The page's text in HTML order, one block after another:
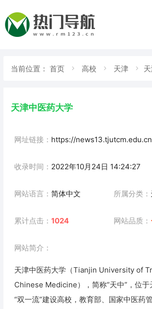
当前位置： 首页 高校 天津
天津中医药大学
网址链接： https://news13.tjutcm.edu.cn
收录时间： 2022年10月24日 14:24:27
网站语言： 简体中文 所属分类：
累计点击： 1024 网站品质：
网站简介：
天津中医药大学（Tianjin University of
Chinese Medicine），简称“天中”，位于
“双一流”建设高校，教育部、国家中医药